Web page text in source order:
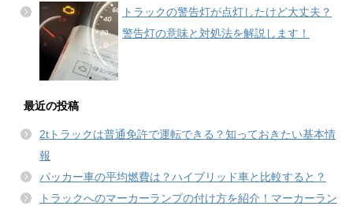
トラックの警告灯が点灯したけど大丈夫？
警告灯の意味と対処法を解説します！
最近の投稿
2tトラックは普通免許で運転できる？知っておきたい基本情
報
パッカー車の平均燃費は？ハイブリッド車と比較すると？
トラックへのマーカーランプの付け方を紹介！マーカーラン